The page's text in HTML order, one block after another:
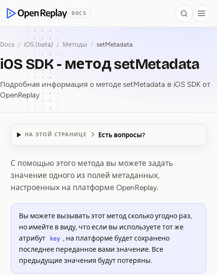
OpenReplay
DOCS Search
Docs / iOS (beta) / Методы / setMetadata
iOS SDK - метод setMetadata
Подробная информация о методе setMetadata в iOS SDK от
OpenReplay
НА ЭТОЙ СТРАНИЦЕ Есть вопросы?
iOS SDK ⁠-⁠ метод
С помощью этого метода вы можете задать
значение одного из полей метаданных,
настроенных на платформе OpenReplay.
Вы можете вызывать этот метод сколько угодно раз,
но имейте в виду, что если вы используете тот же
атрибут
key , на платформе будет сохранено
последнее переданное вами значение. Все
предыдущие значения будут потеряны.